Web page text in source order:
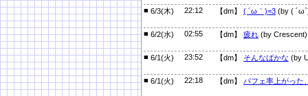
■ 6/3(木) 22:12 【dm】 ( ´ω｀)=3 (by (
■ 6/2(水) 02:55 【dm】 疲れ (by Crescent)
■ 6/1(火) 23:52 【dm】 そんなばかな (by
■ 6/1(火) 22:18 【dm】 パフェ率上がった